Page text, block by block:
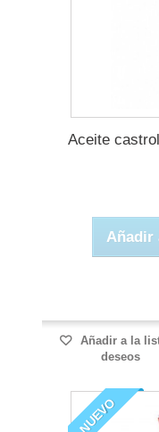
Aceite
Añadir
Añadir a la
deseos
NUEVO